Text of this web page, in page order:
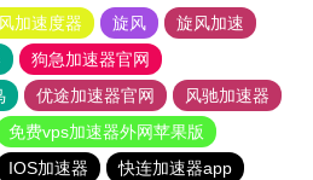
加速度器 旋风
旋风加速
狗急加速器官网
优途加速器官网
风驰加速器
免费vps加速器外网苹果版
IOS加速器 快连加速器app